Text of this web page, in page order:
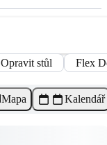
Opravit stůl Flex
Mapa Kalendář